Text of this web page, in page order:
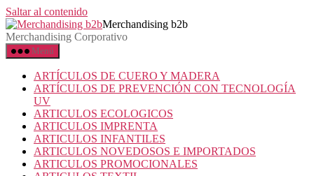
Saltar al contenido
Merchandising b2b
Merchandising Corporativo
Menú
ARTÍCULOS DE CUERO Y MADERA
ARTÍCULOS DE PREVENCIÓN CON TECNOLOGÍA
UV
ARTICULOS ECOLOGICOS
ARTICULOS IMPRENTA
ARTICULOS INFANTILES
ARTICULOS NOVEDOSOS E IMPORTADOS
ARTICULOS PROMOCIONALES